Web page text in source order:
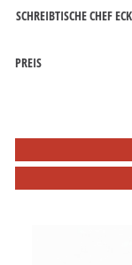
SCHREIBTISCHE CHEF
PREIS